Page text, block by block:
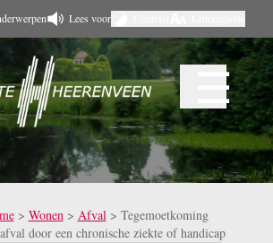
Lees voor
Menu ☰
> Wonen > Afval > Tegemoetkoming
door een chronische ziekte of handicap